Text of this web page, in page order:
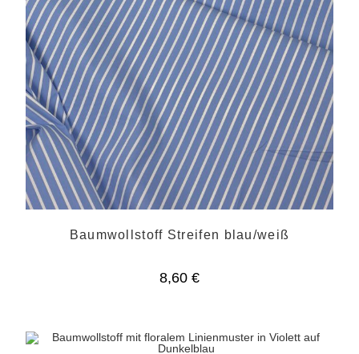
Baumwollstoff Streifen blau/weiß
8,60 €